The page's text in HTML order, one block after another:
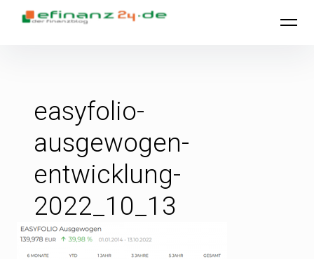
überspringen
efinanz24.de
easyfolio-
ausgewogen-
entwicklung-
2022_10_13